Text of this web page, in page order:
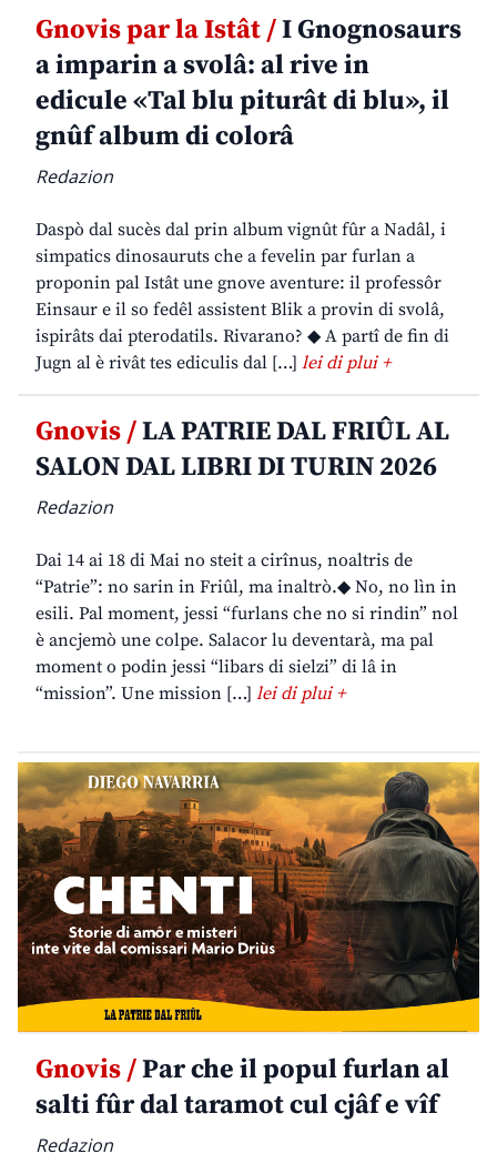
Gnovis par la Istât /I Gnognosaurs
a imparin a svolâ: al rive in
edicule «Tal blu piturât di blu», il
gnûf album di colorâ
Redazion
Daspò dal sucès dal prin album vignût fûr a Nadâl, i
simpatics dinosauruts che a fevelin par furlan a
proponin pal Istât une gnove aventure: il professôr
Einsaur e il so fedêl assistent Blik a provin di svolâ,
ispirâts dai pterodatils. Rivarano? ◆ A partî de fin di
Jugn al è rivât tes ediculis dal […] lei di plui +
Gnovis /LA PATRIE DAL FRIÛL AL
SALON DAL LIBRI DI TURIN 2026
Redazion
Dai 14 ai 18 di Mai no steit a cirînus, noaltris de
“Patrie”: no sarin in Friûl, ma inaltrò.◆ No, no lìn in
esili. Pal moment, jessi “furlans che no si rindin” nol
è ancjemò une colpe. Salacor lu deventarà, ma pal
moment o podin jessi “libars di sielzi” di lâ in
“mission”. Une mission […] lei di plui +
Gnovis /Par che il popul furlan al
salti fûr dal taramot cul cjâf e vîf
Redazion